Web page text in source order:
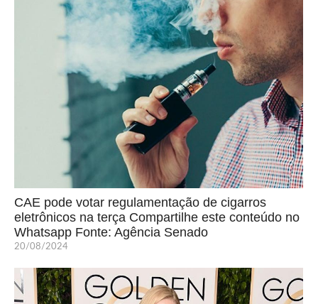
CAE pode votar regulamentação de cigarros
eletrônicos na terça Compartilhe este conteúdo no
Whatsapp Fonte: Agência Senado
20/08/2024